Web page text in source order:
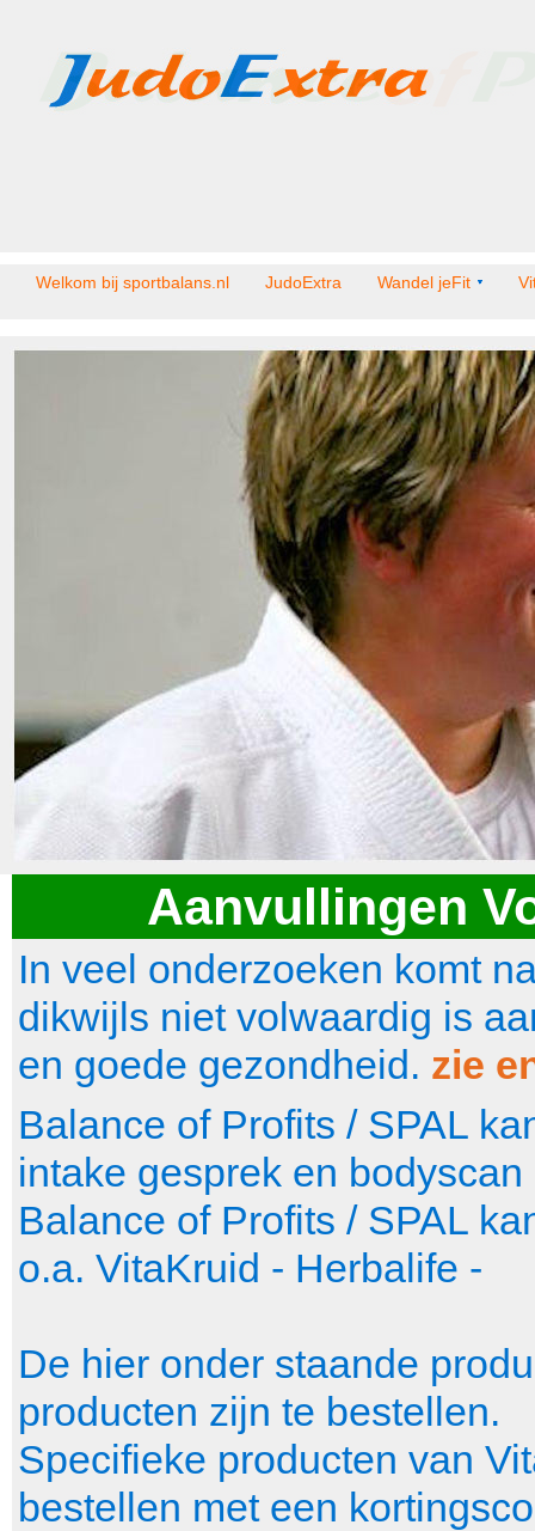
Welkom bij sportbalans.nl JudoExtra Wandel jeFit
Aanvullingen
In veel onderzoeken komt
dikwijls niet volwaardig is
en goede gezondheid. zie
Balance of Profits / SPAL
intake gesprek en
Balance of Profits / SPAL
o.a. VitaKruid - Herbalife -
De hier onder staande
producten zijn te bestellen.
Specifieke producten van
bestellen met een